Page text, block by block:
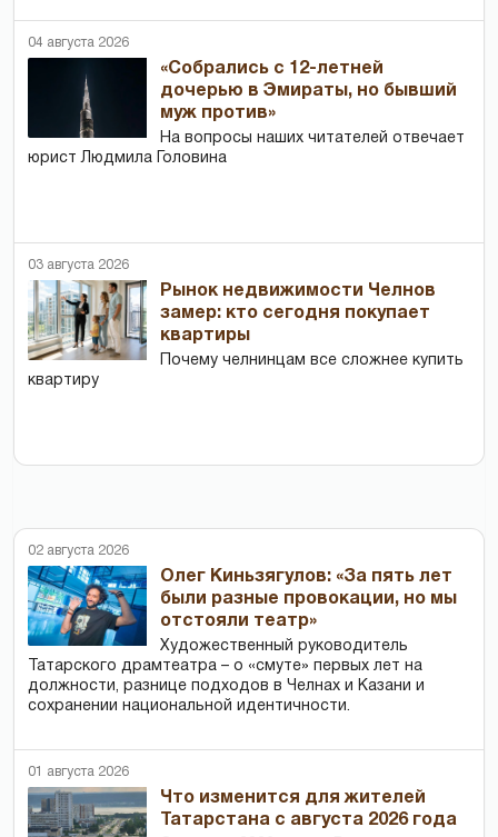
04 августа 2026
«Собрались с 12-летней
дочерью в Эмираты, но бывший
муж против»
На вопросы наших читателей отвечает
юрист Людмила Головина
03 августа 2026
Рынок недвижимости Челнов
замер: кто сегодня покупает
квартиры
Почему челнинцам все сложнее купить
квартиру
02 августа 2026
Олег Киньзягулов: «За пять лет
были разные провокации, но мы
отстояли театр»
Художественный руководитель
Татарского драмтеатра – о «смуте» первых лет на
должности, разнице подходов в Челнах и Казани и
сохранении национальной идентичности.
01 августа 2026
Что изменится для жителей
Татарстана с августа 2026 года